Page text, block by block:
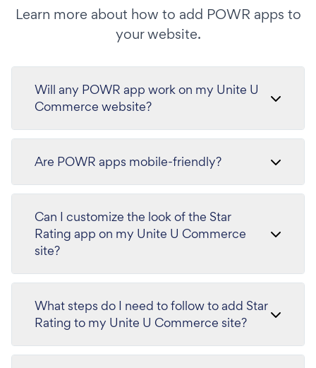
Learn more about how to add POWR apps to
your website.
Will any POWR app work on my Unite U
Commerce website?
Are POWR apps mobile-friendly?
Can I customize the look of the Star
Rating app on my Unite U Commerce
site?
What steps do I need to follow to add Star
Rating to my Unite U Commerce site?